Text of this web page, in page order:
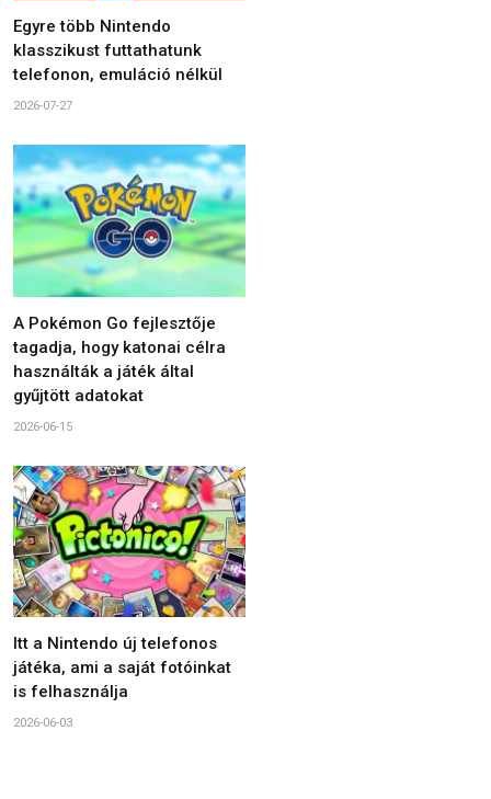
Egyre több Nintendo
klasszikust futtathatunk
telefonon, emuláció nélkül
2026-07-27
A Pokémon Go fejlesztője
tagadja, hogy katonai célra
használták a játék által
gyűjtött adatokat
2026-06-15
Itt a Nintendo új telefonos
játéka, ami a saját fotóinkat
is felhasználja
2026-06-03